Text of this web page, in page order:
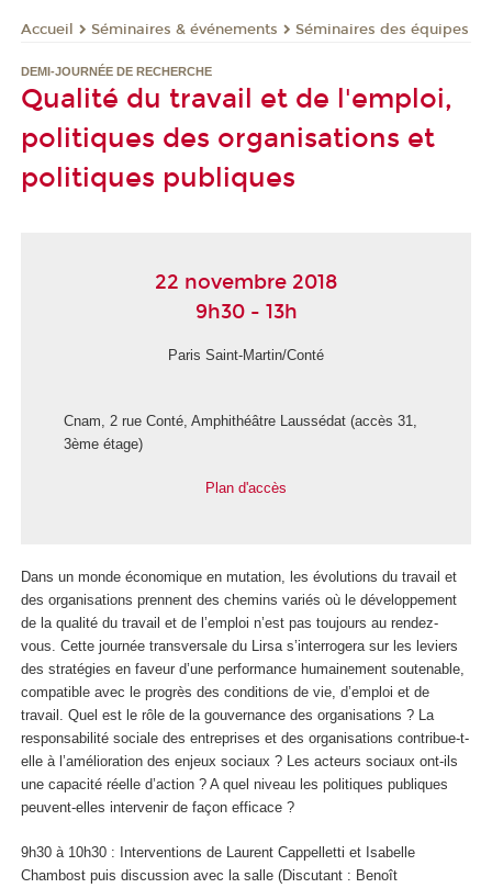
Accueil Séminaires & événements Séminaires des équipes
DEMI-JOURNÉE DE RECHERCHE
Qualité du travail et de l'emploi,
politiques des organisations et
politiques publiques
22 novembre 2018
9h30 - 13h
Paris Saint-Martin/Conté
Cnam, 2 rue Conté, Amphithéâtre Laussédat (accès 31,
3ème étage)
Plan d'accès
Dans un monde économique en mutation, les évolutions du travail et
des organisations prennent des chemins variés où le développement
de la qualité du travail et de l’emploi n’est pas toujours au rendez-
vous. Cette journée transversale du Lirsa s’interrogera sur les leviers
des stratégies en faveur d’une performance humainement soutenable,
compatible avec le progrès des conditions de vie, d’emploi et de
travail. Quel est le rôle de la gouvernance des organisations ? La
responsabilité sociale des entreprises et des organisations contribue-t-
elle à l’amélioration des enjeux sociaux ? Les acteurs sociaux ont-ils
une capacité réelle d’action ? A quel niveau les politiques publiques
peuvent-elles intervenir de façon efficace ?
9h30 à 10h30 : Interventions de Laurent Cappelletti et Isabelle
Chambost puis discussion avec la salle (Discutant : Benoît